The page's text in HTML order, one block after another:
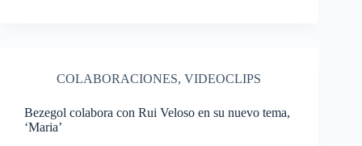
COLABORACIONES, VIDEOCLIPS
Bezegol colabora con Rui Veloso en su nuevo tema,
‘Maria’